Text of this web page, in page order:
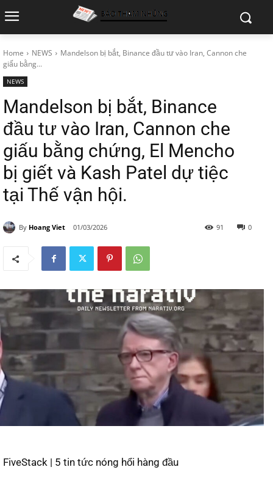
Home NEWS
Mandelson bị bắt, Binance đầu tư vào Iran, Cannon che
giấu bằng...
NEWS
Mandelson bị bắt, Binance
đầu tư vào Iran, Cannon che
giấu bằng chứng, El Mencho
bị giết và Kash Patel dự tiệc
tại Thế vận hội.
By Hoang Viet 01/03/2026 0
91
FiveStack | 5 tin tức nóng hổi hàng đầu